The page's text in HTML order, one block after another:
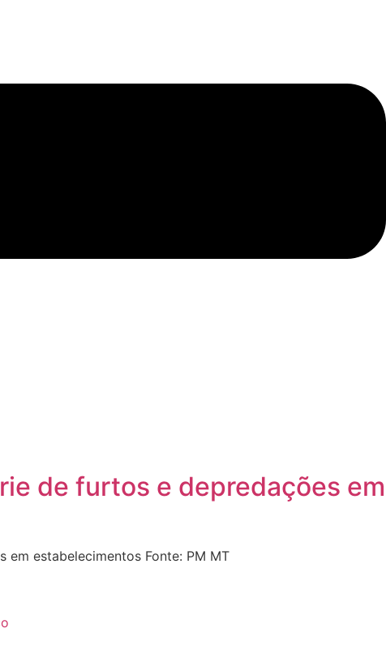
de furtos e depredações em
em estabelecimentos Fonte: PM MT